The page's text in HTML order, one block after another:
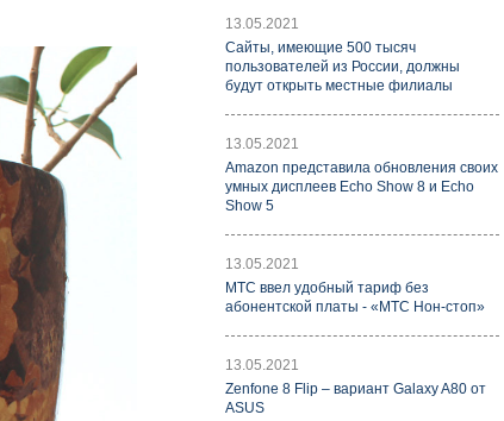
13.05.2021
Cайты, имеющие 500 тысяч
пользователей из России, должны
будут открыть местные филиалы
13.05.2021
Amazon представила обновления своих
умных дисплеев Echo Show 8 и Echo
Show 5
13.05.2021
МТС ввел удобный тариф без
абонентской платы - «МТС Нон-стоп»
13.05.2021
Zenfone 8 Flip – вариант Galaxy A80 от
ASUS